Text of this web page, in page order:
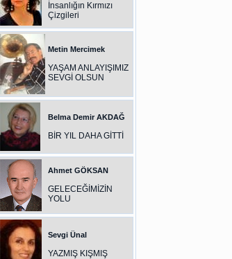
İnsanlığın Kırmızı
Çizgileri
Metin Mercimek
YAŞAM ANLAYIŞIMIZ
SEVGİ OLSUN
Belma Demir AKDAĞ
BİR YIL DAHA GİTTİ
Ahmet GÖKSAN
GELECEĞİMİZİN
YOLU
Sevgi Ünal
YAZMIŞ KIŞMIŞ